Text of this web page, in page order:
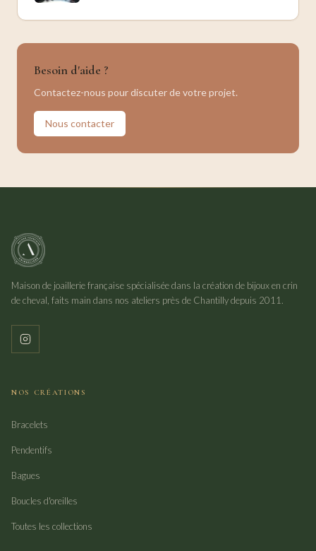
Besoin d'aide ?
Contactez-nous pour discuter de votre projet.
Nous contacter
Maison de joaillerie française spécialisée dans la création de bijoux en crin
de cheval, faits main dans nos ateliers près de Chantilly depuis 2011.
NOS CRÉATIONS
Bracelets
Pendentifs
Bagues
Boucles d'oreilles
Toutes les collections